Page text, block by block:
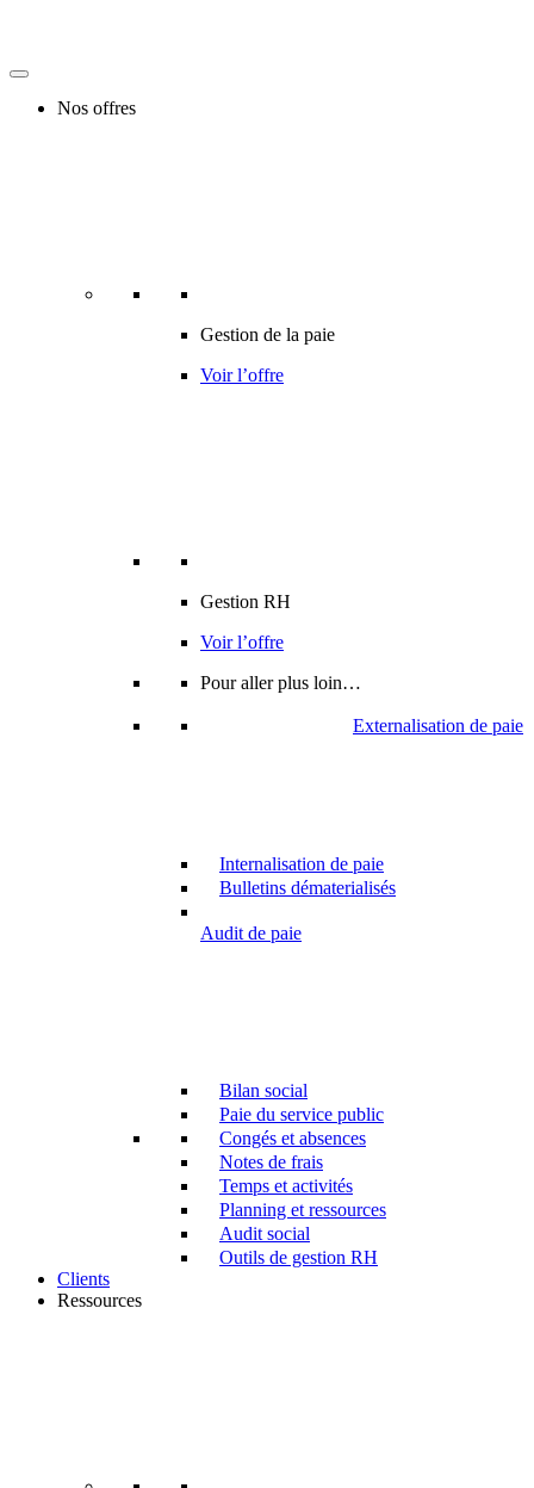
Nos offres
Gestion de la paie
Voir l’offre
Gestion RH
Voir l’offre
Pour aller plus loin…
Externalisation de paie
Internalisation de paie
Bulletins dématerialisés
Audit de paie
Bilan social
Paie du service public
Congés et absences
Notes de frais
Temps et activités
Planning et ressources
Audit social
Outils de gestion RH
Clients
Ressources